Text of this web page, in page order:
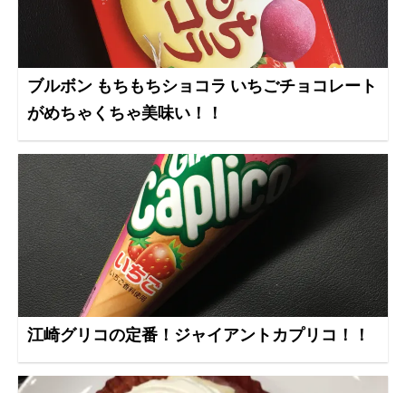
ブルボン もちもちショコラ いちごチョコレート
がめちゃくちゃ美味い！！
江崎グリコの定番！ジャイアントカプリコ！！